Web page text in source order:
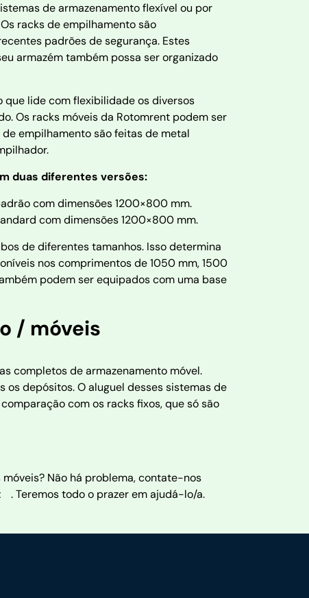
de armazenamento flexível ou por
racks de empilhamento são
padrões de segurança. Estes
armazém também possa ser organizado
lide com flexibilidade os diversos
Os racks móveis da Rotomrent podem ser
empilhamento são feitas de metal
duas diferentes versões:
com dimensões 1200×800 mm.
com dimensões 1200×800 mm.
de diferentes tamanhos. Isso determina
nos comprimentos de 1050 mm, 1500
podem ser equipados com uma base
/ móveis
completos de armazenamento móvel.
depósitos. O aluguel desses sistemas de
com os racks fixos, que só são
Não há problema, contate-nos
. Teremos todo o prazer em ajudá-lo/a.